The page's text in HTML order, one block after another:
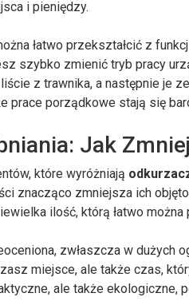
i pieniędzy.
łatwo przekształcić z
szybko zmienić tryb pracy
z trawnika, a następnie je
prace porządkowe stają się
Jak
które wyróżniają
znacząco zmniejsza ich
ilość, którą łatwo
zwłaszcza w dużych
miejsce, ale także czas,
ale także ekologiczne,